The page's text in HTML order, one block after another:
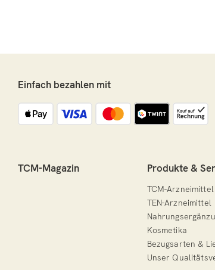
Einfach bezahlen mit
TCM-Magazin Produkte &
TCM-Arzneimittel
TEN-Arzneimittel
Kosmetika
Bezugsarten &
Unser